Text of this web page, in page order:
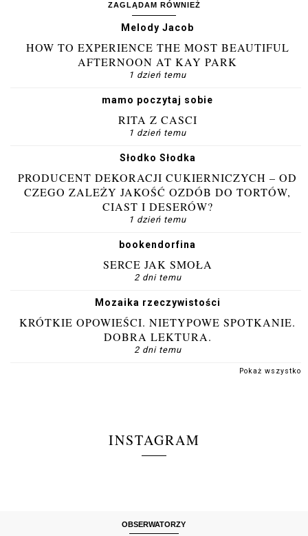
ZAGLĄDAM RÓWNIEŻ
Melody Jacob
HOW TO EXPERIENCE THE MOST BEAUTIFUL
AFTERNOON AT KAY PARK
1 dzień temu
mamo poczytaj sobie
RITA Z CASCI
1 dzień temu
Słodko Słodka
PRODUCENT DEKORACJI CUKIERNICZYCH – OD
CZEGO ZALEŻY JAKOŚĆ OZDÓB DO TORTÓW,
CIAST I DESERÓW?
1 dzień temu
bookendorfina
SERCE JAK SMOŁA
2 dni temu
Mozaika rzeczywistości
KRÓTKIE OPOWIEŚCI. NIETYPOWE SPOTKANIE.
DOBRA LEKTURA.
2 dni temu
Pokaż wszystko
INSTAGRAM
OBSERWATORZY